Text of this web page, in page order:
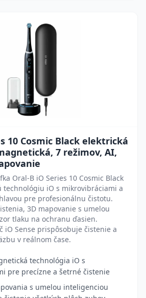
10 Cosmic Black elektrická
7 režimov, AI,
Oral-B iO Series 10 Cosmic Black
technológiu iO s mikrovibráciami a
pre profesionálnu čistotu.
3D mapovanie s umelou
tlaku na ochranu ďasien.
Sense prispôsobuje čistenie a
v reálnom čase.
technológia iO s
pre precízne a šetrné čistenie
s umelou inteligenciou